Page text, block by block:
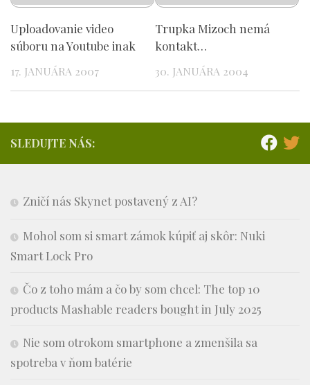
Uploadovanie video
súboru na Youtube inak
17. JANUÁRA 2007
Trupka Mizoch nemá
kontakt…
30. JANUÁRA 2004
SLEDUJTE NÁS:
Zničí nás Skynet postavený z AI?
Mohol som si smart zámok kúpiť aj skôr: Nuki
Smart Lock Pro
Čo z toho mám a čo by som chcel: The top 10
products Mashable readers bought in July 2025
Nie som otrokom smartphone a zmenšila sa
spotreba v ňom batérie